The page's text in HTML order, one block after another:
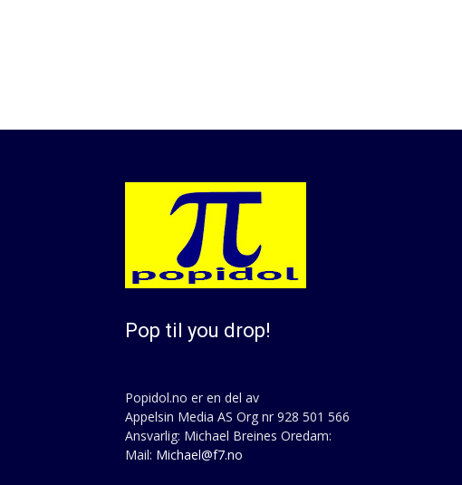
Pop til you drop!
Popidol.no er en del av
Appelsin Media AS Org nr 928 501 566
Ansvarlig: Michael Breines Oredam:
Mail: Michael@f7.no